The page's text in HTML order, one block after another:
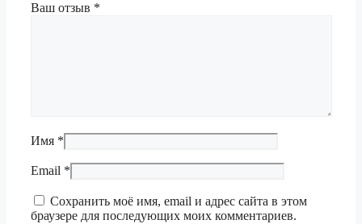
Ваш отзыв *
Имя *
Email *
Сохранить моё имя, email и адрес сайта в этом
браузере для последующих моих комментариев.